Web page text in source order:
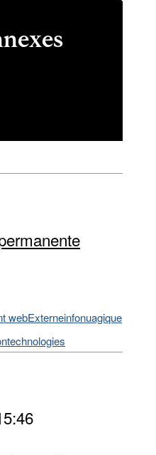
webExterneinfonuagique
technologies